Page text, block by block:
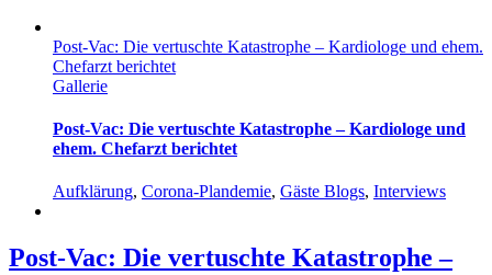
Post-Vac: Die vertuschte Katastrophe – Kardiologe und ehem.
Chefarzt berichtet
Gallerie
Post-Vac: Die vertuschte Katastrophe – Kardiologe und
ehem. Chefarzt berichtet
Aufklärung, Corona-Plandemie, Gäste Blogs, Interviews
Post-Vac: Die vertuschte Katastrophe –